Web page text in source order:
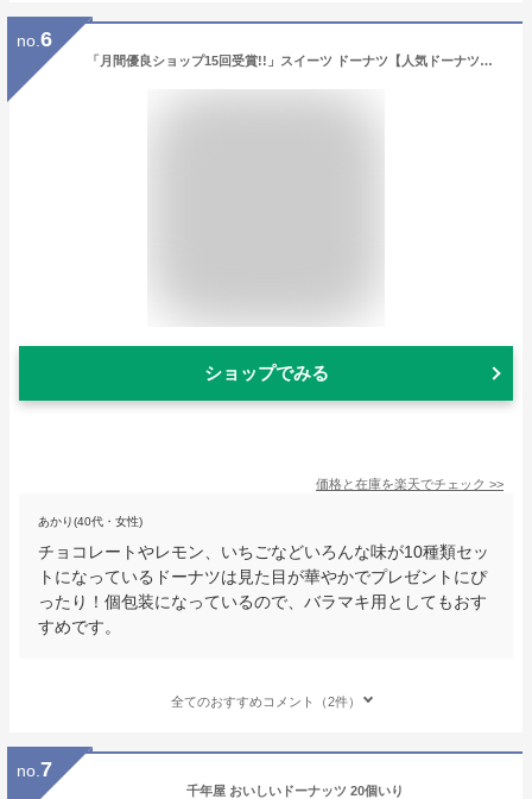
no. 6
「月間優良ショップ15回受賞!!」スイーツ ドーナツ【人気ドーナツ詰め合わせ10個入り】 お取り寄せ 個包装 冷凍 内祝 ギフト 誕生日 おすすめ 人気 お祝い 差し入れ 手作り デザート 贈り物 出産内祝 レモン いちご チョコ 豆乳 ドーナッツ 洋菓子 おやつ お中元 父の日
ショップでみる
価格と在庫を楽天でチェック >>
あかり(40代・女性)
チョコレートやレモン、いちごなどいろんな味が10種類セッ
トになっているドーナツは見た目が華やかでプレゼントにぴ
ったり！個包装になっているので、バラマキ用としてもおす
すめです。
全てのおすすめコメント（2件）
no. 7
千年屋 おいしいドーナッツ 20個いり